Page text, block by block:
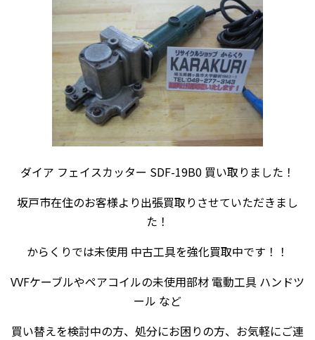
ダイア フェイスカッター SDF-19B0 買い取りました！
坂戸市在住のお客様より出張買取りさせていただきまし
た！
からくりでは未使用 中古工具を強化買取中です！！
VVFケーブルやペアコイルの未使用部材 電動工具 ハンドツ
ール など
買い替えを検討中の方、処分にお困りの方、お気軽にご連